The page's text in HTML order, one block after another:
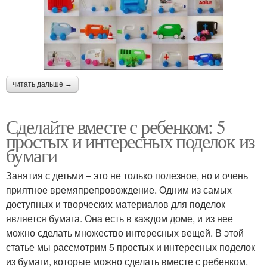
читать дальше →
Сделайте вместе с ребенком: 5
простых и интересных поделок из
бумаги
Занятия с детьми – это не только полезное, но и очень
приятное времяпрепровождение. Одним из самых
доступных и творческих материалов для поделок
является бумага. Она есть в каждом доме, и из нее
можно сделать множество интересных вещей. В этой
статье мы рассмотрим 5 простых и интересных поделок
из бумаги, которые можно сделать вместе с ребенком.